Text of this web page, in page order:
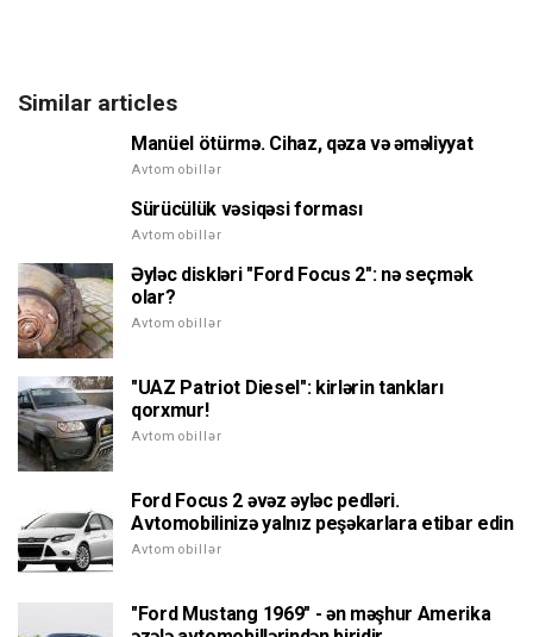
Similar articles
Manüel ötürmə. Cihaz, qəza və əməliyyat
Avtomobillər
Sürücülük vəsiqəsi forması
Avtomobillər
Əyləc diskləri "Ford Focus 2": nə seçmək
olar?
Avtomobillər
"UAZ Patriot Diesel": kirlərin tankları
qorxmur!
Avtomobillər
Ford Focus 2 əvəz əyləc pedləri.
Avtomobilinizə yalnız peşəkarlara etibar edin
Avtomobillər
"Ford Mustang 1969" - ən məşhur Amerika